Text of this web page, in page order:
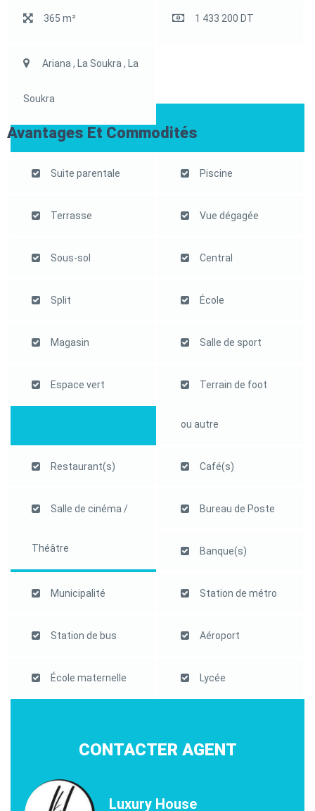
365 m² 1 433 200 DT
Ariana , La Soukra , La
Soukra
Avantages Et Commodités
Suite parentale Piscine
Terrasse Vue dégagée
Sous-sol Central
Split École
Magasin Salle de sport
Espace vert Terrain de foot
ou autre
Restaurant(s) Café(s)
Salle de cinéma /
Théâtre
Bureau de Poste
Banque(s)
Municipalité Station de métro
Station de bus Aéroport
École maternelle Lycée
CONTACTER AGENT
Luxury House